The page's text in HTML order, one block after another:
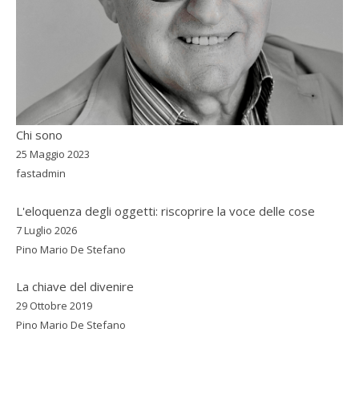
Chi sono
25 Maggio 2023
fastadmin
L'eloquenza degli oggetti: riscoprire la voce delle cose
7 Luglio 2026
Pino Mario De Stefano
La chiave del divenire
29 Ottobre 2019
Pino Mario De Stefano